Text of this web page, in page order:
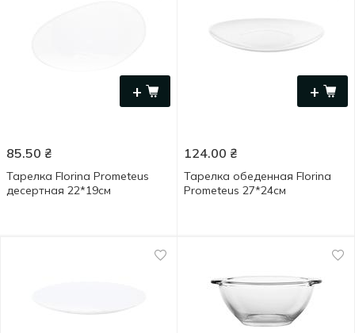
+
85.50 ₴
Тарелка Florina Prometeus
десертная 22*19см
+
124.00 ₴
Тарелка обеденная Florina
Prometeus 27*24см